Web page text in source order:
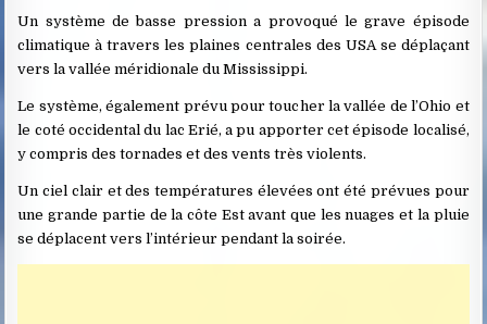
Un système de basse pression a provoqué le grave épisode
climatique à travers les plaines centrales des USA se déplaçant
vers la vallée méridionale du Mississippi.
Le système, également prévu pour toucher la vallée de l’Ohio et
le coté occidental du lac Erié, a pu apporter cet épisode localisé,
y compris des tornades et des vents très violents.
Un ciel clair et des températures élevées ont été prévues pour
une grande partie de la côte Est avant que les nuages et la pluie
se déplacent vers l’intérieur pendant la soirée.